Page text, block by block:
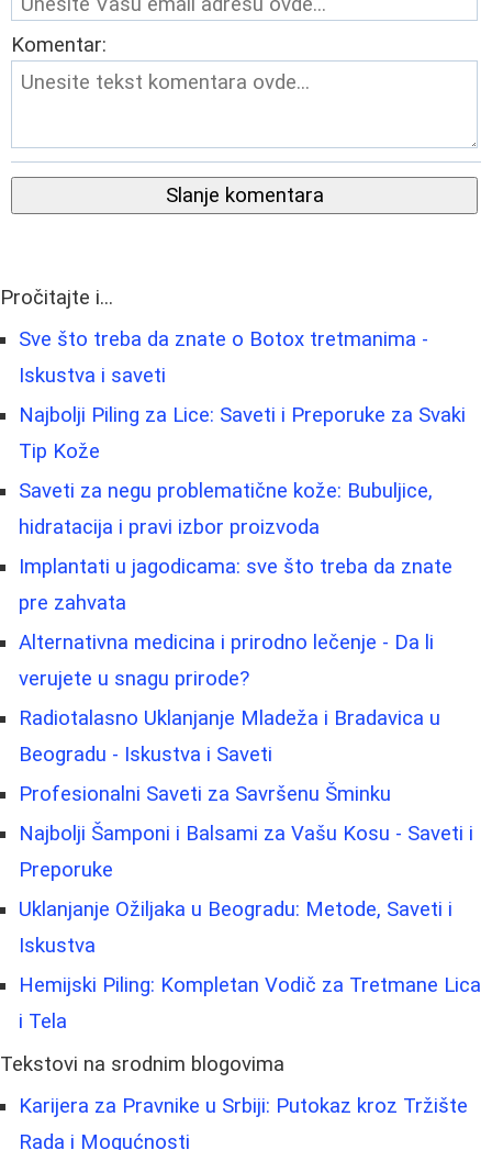
Komentar:
Slanje komentara
Pročitajte i...
Sve što treba da znate o Botox tretmanima -
Iskustva i saveti
Najbolji Piling za Lice: Saveti i Preporuke za Svaki
Tip Kože
Saveti za negu problematične kože: Bubuljice,
hidratacija i pravi izbor proizvoda
Implantati u jagodicama: sve što treba da znate
pre zahvata
Alternativna medicina i prirodno lečenje - Da li
verujete u snagu prirode?
Radiotalasno Uklanjanje Mladeža i Bradavica u
Beogradu - Iskustva i Saveti
Profesionalni Saveti za Savršenu Šminku
Najbolji Šamponi i Balsami za Vašu Kosu - Saveti i
Preporuke
Uklanjanje Ožiljaka u Beogradu: Metode, Saveti i
Iskustva
Hemijski Piling: Kompletan Vodič za Tretmane Lica
i Tela
Tekstovi na srodnim blogovima
Karijera za Pravnike u Srbiji: Putokaz kroz Tržište
Rada i Mogućnosti